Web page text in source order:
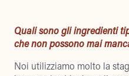
Quali sono gli ingredienti
che non possono mai
Noi utilizziamo molto la